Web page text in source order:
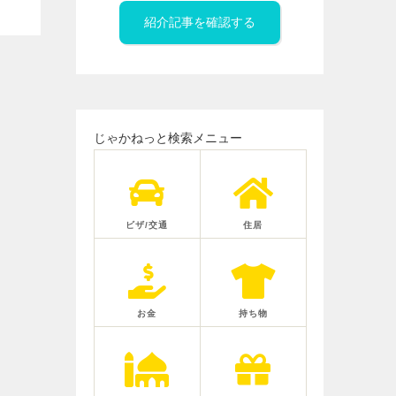
紹介記事を確認する
じゃかねっと検索メニュー
ビザ/交通 住居
お金 持ち物